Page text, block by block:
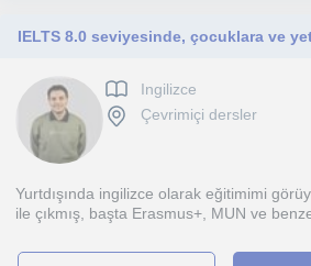
Ingilizce
Çevrimiçi dersler
Yurtdışında ingilizce olarak eğitimimi
ile çıkmış, başta Erasmus+, MUN ve